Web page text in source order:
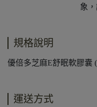
象
規格說明
優倍多芝麻E舒眠軟膠囊
運送方式